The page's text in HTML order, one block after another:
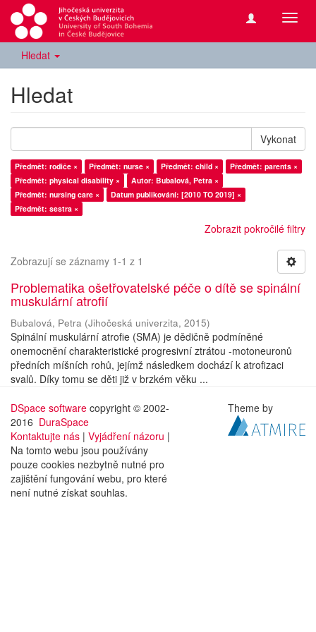
Hledat
Hledat
Vykonat
Předmět: rodiče × Předmět: nurse × Předmět: child ×
Předmět: parents ×
Předmět: physical disability ×
Autor: Bubalová, Petra ×
Předmět: nursing care ×
Datum publikování: [2010 TO 2019] ×
Předmět: sestra ×
Zobrazit pokročilé filtry
Zobrazují se záznamy 1-1 z 1
Problematika ošetřovatelské péče o dítě se spinální
muskulární atrofií
Bubalová, Petra (Jihočeská univerzita, 2015)
Spinální muskulární atrofie (SMA) je dědičně podmíněné
onemocnění charakteristické progresivní ztrátou -motoneuronů
předních míšních rohů, jejímž následkem dochází k atrofizaci
svalů. Díky tomu se děti již v brzkém věku ...
DSpace software copyright © 2002-
2016 DuraSpace
Kontaktujte nás | Vyjádření názoru |
Na tomto webu jsou používány
pouze cookies nezbytně nutné pro
zajištění fungování webu, pro které
není nutné získat souhlas.
Theme by